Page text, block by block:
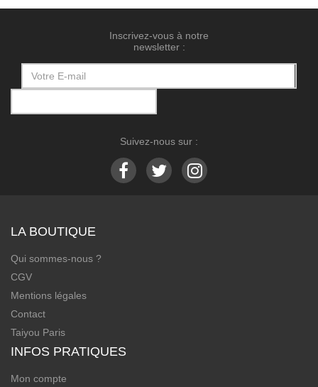
Inscrivez-vous à notre
newsletter :
Suivez-nous sur :
LA BOUTIQUE
Qui sommes-nous ?
CGV
Mentions légales
Contact
Taiyou Paris
INFOS PRATIQUES
Mon compte